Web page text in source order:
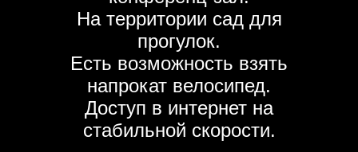
На территории сад для
прогулок.
Есть возможность взять
напрокат велосипед.
Доступ в интернет на
стабильной скорости.